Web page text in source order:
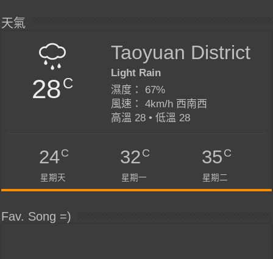
天氣
28C
Taoyuan District
Light Rain
濕度： 67%
風速： 4km/h 西南西
高溫 28 • 低溫 28
24C
星期天
32C
星期一
35C
星期二
Fav. Song =)